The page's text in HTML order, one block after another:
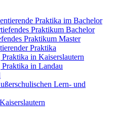
Praktika im Bachelor
Praktikum Bachelor
Praktikum Master
Praktika
in Kaiserslautern
in Landau
Lern- und